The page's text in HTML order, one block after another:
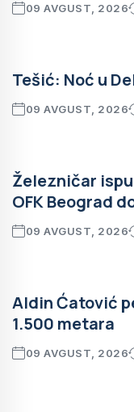
09 AVGUST, 2026
Tešić: Noć u
09 AVGUST, 2026
Železničar
OFK Beograd
09 AVGUST, 2026
Aldin Ćatović
1.500 metara
09 AVGUST, 2026